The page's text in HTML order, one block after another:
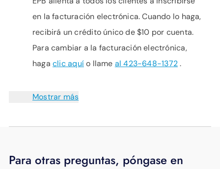
en la facturación electrónica. Cuando lo haga,
recibirá un crédito único de $10 por cuenta.
Para cambiar a la facturación electrónica,
hagaclic aquío llame al 423-648-1372.
Mostrar más
Para otras preguntas, póngase en